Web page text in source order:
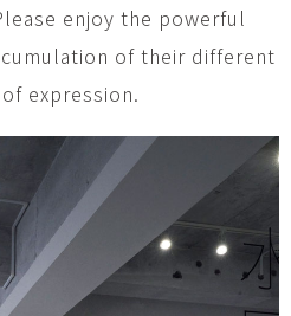
enjoy the powerful
of their different
expression.